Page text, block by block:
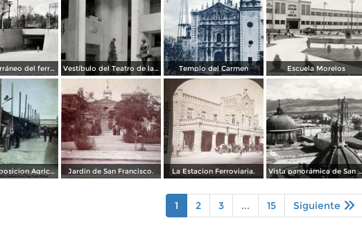
Paso subterráneo del ferrocarril Vestíbulo del Teatro de la Paz Templo del Carmen Escuela Morelos
Primera exposicion Agricola e Industria en San Luis Potosi 15 de Septiembrede1906 Jardin de San Francisco. La Estacion Ferroviaria. Vista panorámica de San Luis Potosí
1 2 3 ... 15 Siguiente